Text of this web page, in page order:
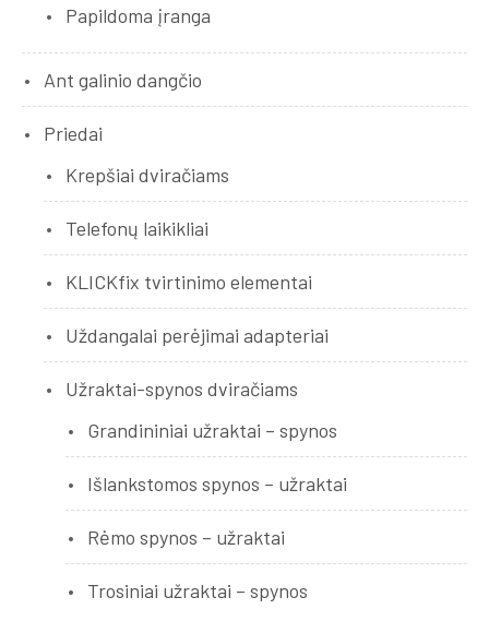
Papildoma įranga
Ant galinio dangčio
Priedai
Krepšiai dviračiams
Telefonų laikikliai
KLICKfix tvirtinimo elementai
Uždangalai perėjimai adapteriai
Užraktai-spynos dviračiams
Grandininiai užraktai – spynos
Išlankstomos spynos – užraktai
Rėmo spynos – užraktai
Trosiniai užraktai – spynos